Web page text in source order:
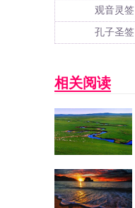
观音灵签
孔子圣签
相关阅读